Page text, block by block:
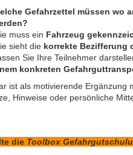
Gefahrzettel müssen wo
muss ein Fahrzeug
sieht diekorrekte Bezifferung
Sie Ihre Teilnehmer
konkreten
ist als motivierende Ergänzung
Hinweise oder persönliche
die Toolbox